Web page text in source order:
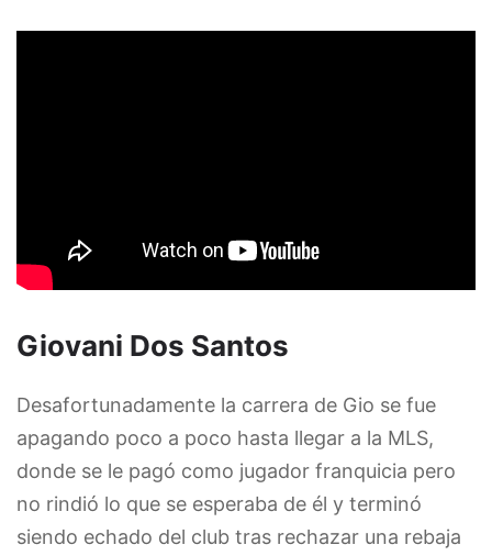
Giovani Dos Santos
Desafortunadamente la carrera de Gio se fue
apagando poco a poco hasta llegar a la MLS,
donde se le pagó como jugador franquicia pero
no rindió lo que se esperaba de él y terminó
siendo echado del club tras rechazar una rebaja